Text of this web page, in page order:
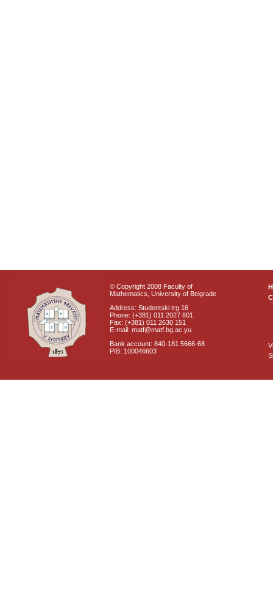
© Copyright 2008 Faculty of
Mathematics, University of Belgrade
Address: Studentski trg 16
Phone: (+381) 011 2027 801
Fax: (+381) 011 2630 151
E-mail: matf@matf.bg.ac.yu
Bank account: 840-181 5666-68
PIB: 100046603